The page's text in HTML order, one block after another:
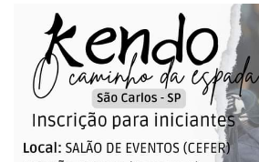
Pesquisa e Inovação
Linhas de Pesquisa
Centros, Núcleos e Projetos em Rede
Pós-doutorado
Iniciação Científica
Transferência de Tecnologia
Empresas Juniores